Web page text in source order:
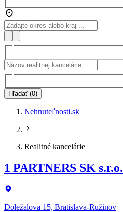
Hľadať (0)
Nehnuteľnosti.sk
Realitné kancelárie
1 PARTNERS SK s.r.o.
Doležalova 15, Bratislava-Ružinov